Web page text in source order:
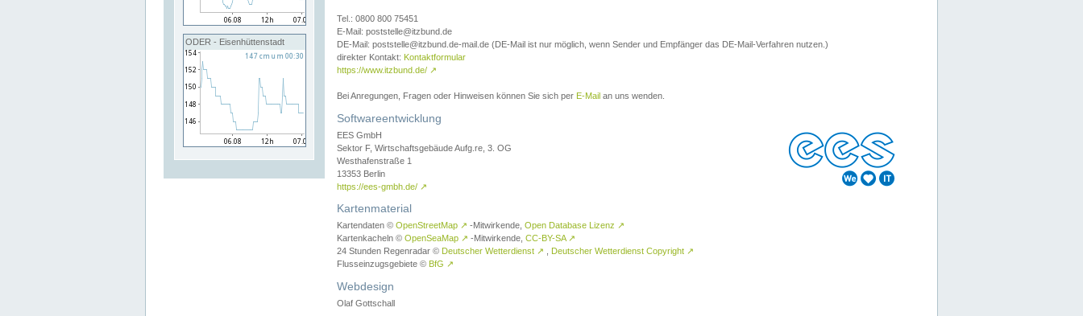
ODER - Eisenhüttenstadt
Tel.: 0800 800 75451
E-Mail: poststelle@itzbund.de
DE-Mail: poststelle@itzbund.de-mail.de (DE-Mail ist nur möglich, wenn Sender und Empfänger das DE-Mail-Verfahren nutzen.)
direkter Kontakt: Kontaktformular
https://www.itzbund.de/ ↗
Bei Anregungen, Fragen oder Hinweisen können Sie sich per E-Mail an uns wenden.
Softwareentwicklung
EES GmbH
Sektor F, Wirtschaftsgebäude Aufg.re, 3. OG
Westhafenstraße 1
13353 Berlin
https://ees-gmbh.de/ ↗
Kartenmaterial
Kartendaten © OpenStreetMap ↗ -Mitwirkende, Open Database Lizenz ↗
Kartenkacheln © OpenSeaMap ↗ -Mitwirkende, CC-BY-SA ↗
24 Stunden Regenradar © Deutscher Wetterdienst ↗ Deutscher Wetterdienst Copyright ↗
Flusseinzugsgebiete © BfG ↗
Webdesign
Olaf Gottschall